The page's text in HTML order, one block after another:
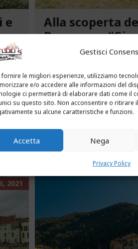
Gestisci
fornire le migliori esperienze, utilizziamo
e/o accedere alle informazioni del
ci permetterà di elaborare dati come il
su questo sito. Non acconsentire o ritirare
su alcune caratteristiche e funzioni.
Accetta Nega
Privacy Policy
e
le
Alla scoperta
Benessere
Novaro” a
paradiso affascina i
del Parco del Benessere
Novaro” di Costarainera
Un tempo parco degli ex
2021